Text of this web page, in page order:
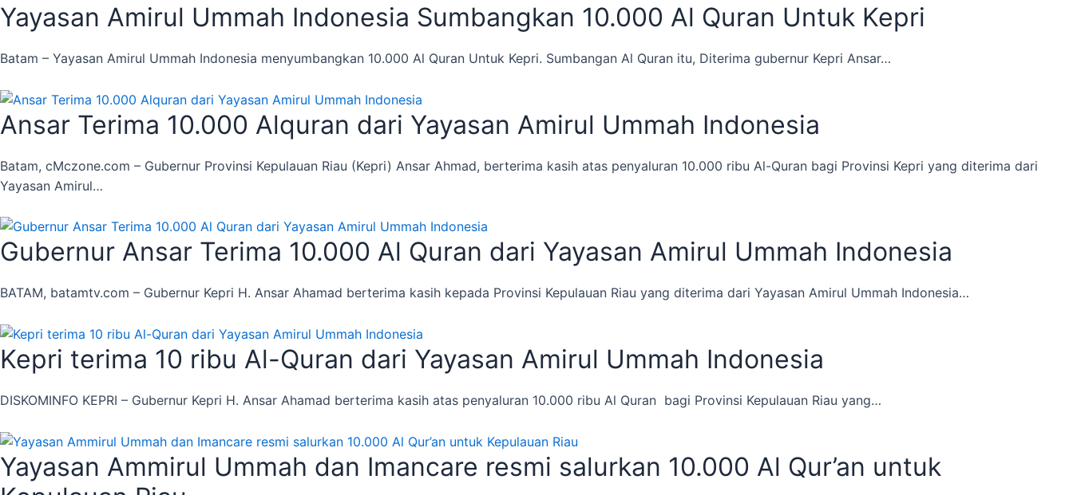
Yayasan Amirul Ummah Indonesia Sumbangkan 10.000 Al Quran Untuk Kepri
Batam – Yayasan Amirul Ummah Indonesia menyumbangkan 10.000 Al Quran Untuk Kepri. Sumbangan Al Quran itu, Diterima gubernur Kepri Ansar…
Ansar Terima 10.000 Alquran dari Yayasan Amirul Ummah Indonesia
Batam, cMczone.com – Gubernur Provinsi Kepulauan Riau (Kepri) Ansar Ahmad, berterima kasih atas penyaluran 10.000 ribu Al-Quran bagi Provinsi Kepri yang diterima dari
Yayasan Amirul…
Gubernur Ansar Terima 10.000 Al Quran dari Yayasan Amirul Ummah Indonesia
BATAM, batamtv.com – Gubernur Kepri H. Ansar Ahamad berterima kasih kepada Provinsi Kepulauan Riau yang diterima dari Yayasan Amirul Ummah Indonesia…
Kepri terima 10 ribu Al-Quran dari Yayasan Amirul Ummah Indonesia
DISKOMINFO KEPRI – Gubernur Kepri H. Ansar Ahamad berterima kasih atas penyaluran 10.000 ribu Al Quran bagi Provinsi Kepulauan Riau yang…
Yayasan Ammirul Ummah dan Imancare resmi salurkan 10.000 Al Qur’an untuk